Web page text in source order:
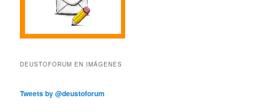
DEUSTOFORUM EN IMÁGENES
Tweets by @deustoforum